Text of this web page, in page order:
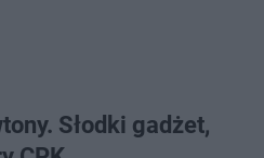
Słodki gadżet,